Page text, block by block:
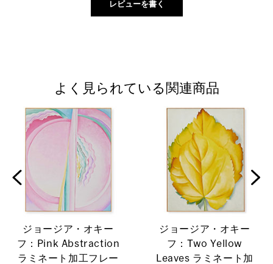
よく見られている関連商品
ジョージア・オキー
フ：Pink Abstraction
ラミネート加工フレー
ジョージア・オキー
フ：Two Yellow
Leaves ラミネート加